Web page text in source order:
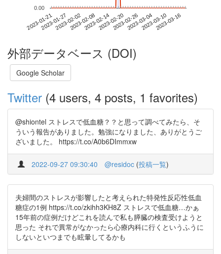
2023-01-212023-01-272023-02-022023-02-082023-02-142023-02-202023-02-262023-03-042023-03-102023-03-16
0.00
外部データベース (DOI)
Google Scholar
Twitter (4 users, 4 posts, 1 favorites)
@shiontel ストレスで低血糖？？と思って調べてみたら、そ
ういう報告がありました。勉強になりました、ありがとうご
ざいました。 https://t.co/A0b6DImmxw
2022-09-27 09:30:40 @residoc (投稿一覧)
夫婦間のストレスが影響したと考えられた特発性反応性低血
糖症の1例 https://t.co/zkihh3KH8Z ストレスで低血糖…かぁ
15年前の症例だけどこれを読んで私も膵臓の検査受けようと
思った それで異常がなかったら心療内科に行くというふうに
しないといつまでも眩暈してるかも